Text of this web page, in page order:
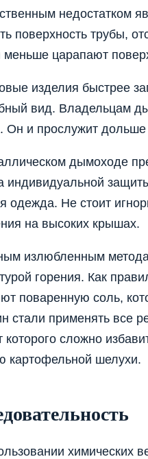
недостатком
поверхность трубы,
меньше царапают
изделия быстрее
вид. Владельцам
Он и прослужит дольше
дымоходе
индивидуальной
одежда. Не стоит
на высоких крышах.
излюбленным
горения. Как
поваренную соль,
стали применять все
которого сложно
картофельной шелухи.
химических